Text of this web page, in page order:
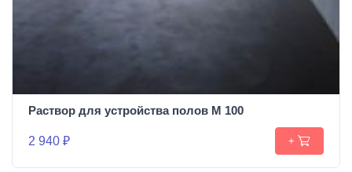
Раствор для устройства полов М 100
2 940 ₽ +